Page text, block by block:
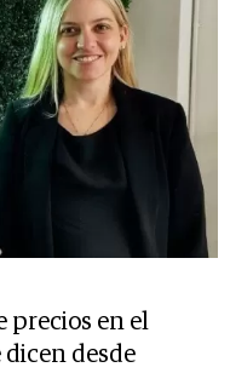
precios en el
desde